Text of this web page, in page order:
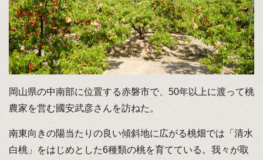
岡山県の中南部に位置する赤磐市で、50年以上に渡って桃
農家を営む國安武彦さんを訪ねた。
南東向きの陽当たりの良い傾斜地に広がる桃畑では「清水
白桃」をはじめとした6種類の桃を育てている。我々が取